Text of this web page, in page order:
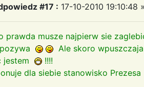
#17 : 17-10-2010 19:10:48
prawda musze najpierw sie
Ale skoro
jestem
!!!!
dla siebie stanowisko